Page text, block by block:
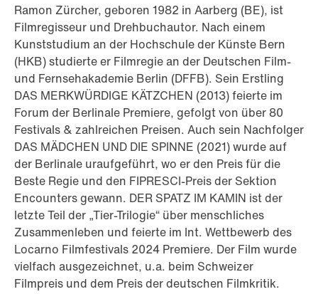
Ramon Zürcher, geboren 1982 in Aarberg (BE), ist
Filmregisseur und Drehbuchautor. Nach einem
Kunststudium an der Hochschule der Künste Bern
(HKB) studierte er Filmregie an der Deutschen Film-
und Fernsehakademie Berlin (DFFB). Sein Erstling
DAS MERKWÜRDIGE KÄTZCHEN (2013) feierte im
Forum der Berlinale Premiere, gefolgt von über 80
Festivals & zahlreichen Preisen. Auch sein Nachfolger
DAS MÄDCHEN UND DIE SPINNE (2021) wurde auf
der Berlinale uraufgeführt, wo er den Preis für die
Beste Regie und den FIPRESCI-Preis der Sektion
Encounters gewann. DER SPATZ IM KAMIN ist der
letzte Teil der „Tier-Trilogie“ über menschliches
Zusammenleben und feierte im Int. Wettbewerb des
Locarno Filmfestivals 2024 Premiere. Der Film wurde
vielfach ausgezeichnet, u.a. beim Schweizer
Filmpreis und dem Preis der deutschen Filmkritik.